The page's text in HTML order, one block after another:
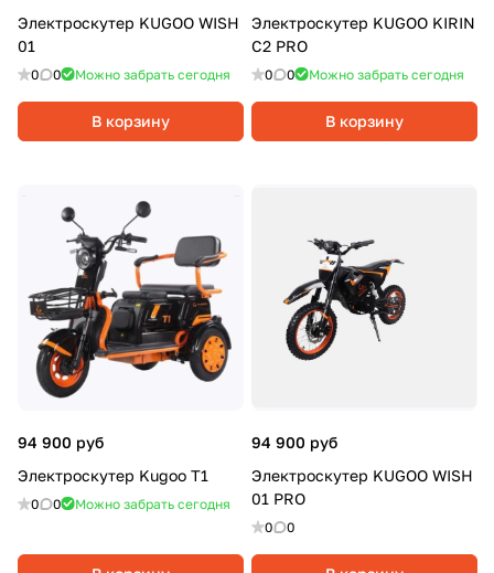
Электроскутер KUGOO WISH
01
0 0 Можно забрать сегодня
В корзину
Электроскутер KUGOO KIRIN
C2 PRO
0 0 Можно забрать сегодня
В корзину
94 900 руб
Электроскутер Kugoo T1
0 0 Можно забрать сегодня
94 900 руб
Электроскутер KUGOO WISH
01 PRO
0 0